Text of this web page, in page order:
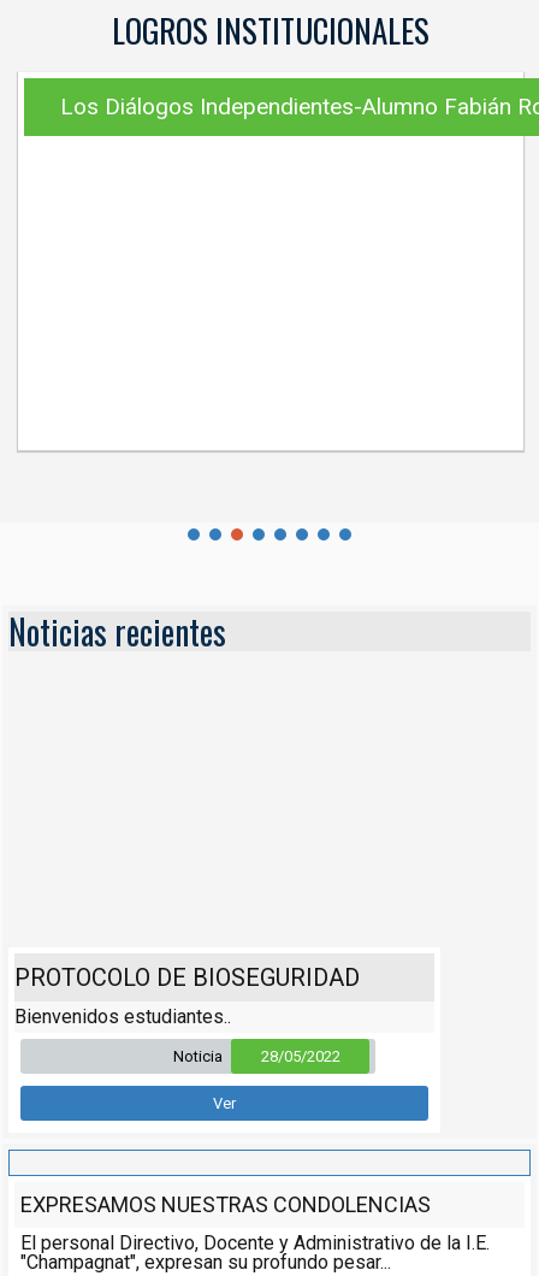
LOGROS INSTITUCIONALES
Los Diálogos Independientes-Alumno Fabián
Noticias recientes
PROTOCOLO DE BIOSEGURIDAD
Bienvenidos estudiantes..
Noticia 28/05/2022
Ver
EXPRESAMOS NUESTRAS CONDOLENCIAS
El personal Directivo, Docente y Administrativo de la I.E.
"Champagnat", expresan su profundo pesar...